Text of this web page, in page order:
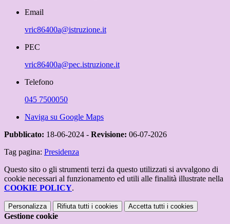
Email
vric86400a@istruzione.it
PEC
vric86400a@pec.istruzione.it
Telefono
045 7500050
Naviga su Google Maps
Pubblicato: 18-06-2024 - Revisione: 06-07-2026
Tag pagina: Presidenza
Questo sito o gli strumenti terzi da questo utilizzati si avvalgono di
cookie necessari al funzionamento ed utili alle finalità illustrate nella
COOKIE POLICY.
Personalizza Rifiuta tutti i cookies Accetta tutti i cookies
Gestione cookie